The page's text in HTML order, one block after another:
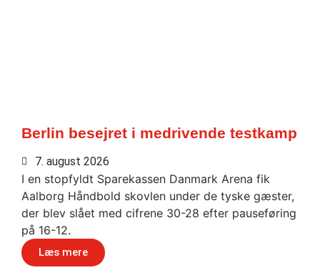
Berlin besejret i medrivende testkamp
7. august 2026
I en stopfyldt Sparekassen Danmark Arena fik
Aalborg Håndbold skovlen under de tyske gæster,
der blev slået med cifrene 30-28 efter pauseføring
på 16-12.
Læs mere